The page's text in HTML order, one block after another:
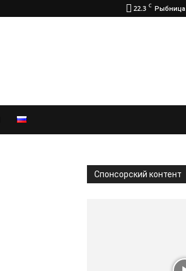
22.3 C Рыбница
Спонсорский контент